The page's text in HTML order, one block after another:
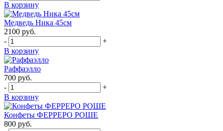
В корзину
Медведь Ника 45см
2100 руб.
-
+
В корзину
Раффаэлло
700 руб.
-
+
В корзину
Конфеты ФЕРРЕРО РОШЕ
800 руб.